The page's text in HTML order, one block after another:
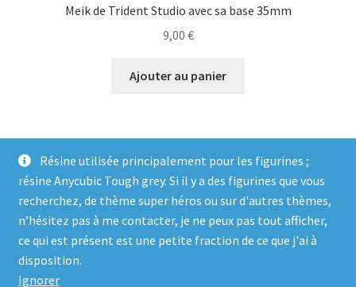
Résine utilisée principalement pour les figurines ;
résine Anycubic Tough grey. Si il y a des figurines que vous
recherchez, de thème super héros ou sur d'autres thèmes,
n’hésitez pas à me contacter, je ne peux pas tout afficher,
ce qui est présent est une petite fraction de ce que j'ai à
disposition.
Ignorer
Meik de Trident Studio avec sa base 35mm
9,00 €
Ajouter au panier
© Genosha Impact 2026
Built with WooCommerce